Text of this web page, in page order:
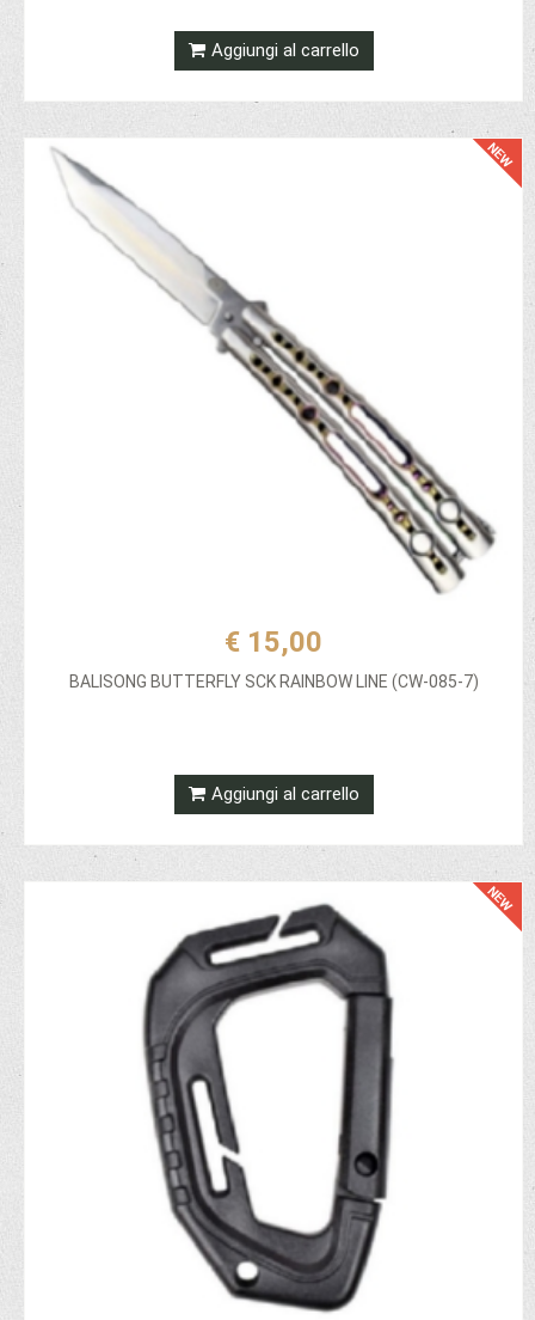
Aggiungi al carrello
€ 15,00
BALISONG BUTTERFLY SCK RAINBOW LINE (CW-085-7)
Aggiungi al carrello